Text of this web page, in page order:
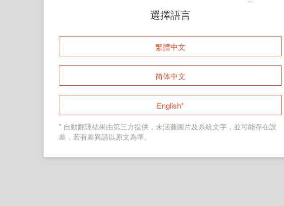
頁面無法顯示
登入
返回首頁
選擇語言
繁體中文
简体中文
English*
* 自動翻譯結果由第三方提供，未涵蓋圖片及系統文字，並可能存在誤
差，若有差異請以原文為準。